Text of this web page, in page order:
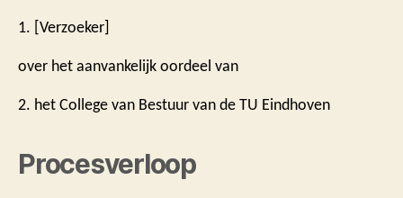
1. [Verzoeker]
over het aanvankelijk oordeel van
2. het College van Bestuur van de TU Eindhoven
Procesverloop